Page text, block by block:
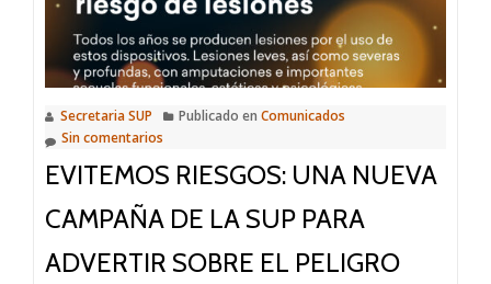
Secretaria SUP Publicado en Comunicados
Sin comentarios
EVITEMOS RIESGOS: UNA NUEVA
CAMPAÑA DE LA SUP PARA
ADVERTIR SOBRE EL PELIGRO